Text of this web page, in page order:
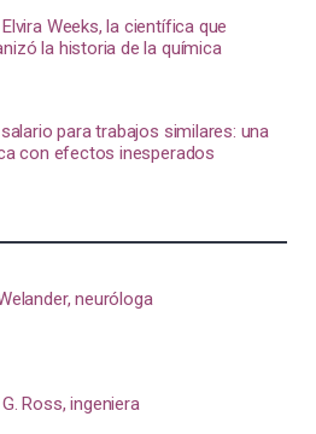
Weeks, la científica que
la historia de la química
para trabajos similares: una
con efectos inesperados
neuróloga
Ross, ingeniera